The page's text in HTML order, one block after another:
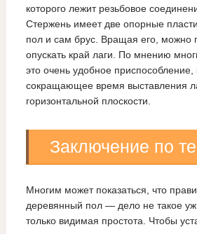
которого лежит резьбовое
Стержень имеет две опорные
пол и сам брус. Вращая его, можно
опускать край лаги. По мнению
это очень удобное приспособление,
сокращающее время выставления
горизонтальной плоскости.
Заключение по
Многим может показаться, что
деревянный пол — дело не такое
только видимая простота. Чтобы